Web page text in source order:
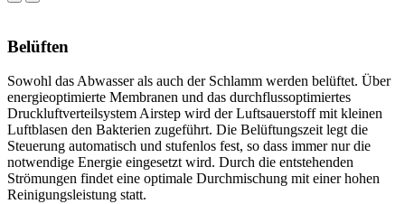
Belüften
Sowohl das Abwasser als auch der Schlamm werden belüftet. Über
energieoptimierte Membranen und das durchflussoptimiertes
Druckluftverteilsystem Airstep wird der Luftsauerstoff mit kleinen
Luftblasen den Bakterien zugeführt. Die Belüftungszeit legt die
Steuerung automatisch und stufenlos fest, so dass immer nur die
notwendige Energie eingesetzt wird. Durch die entstehenden
Strömungen findet eine optimale Durchmischung mit einer hohen
Reinigungsleistung statt.